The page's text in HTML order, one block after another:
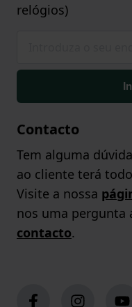
relógios)
Contacto
Tem alguma
ao cliente terá
Visite a nossa
nos uma pergunta
contacto.